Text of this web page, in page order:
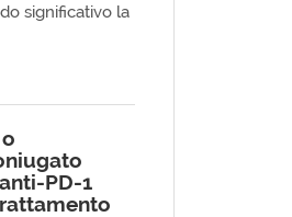
significativo la
PD-1